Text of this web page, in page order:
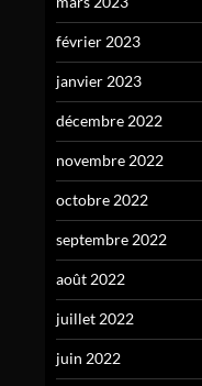
février 2023
janvier 2023
décembre 2022
novembre 2022
octobre 2022
septembre 2022
août 2022
juillet 2022
juin 2022